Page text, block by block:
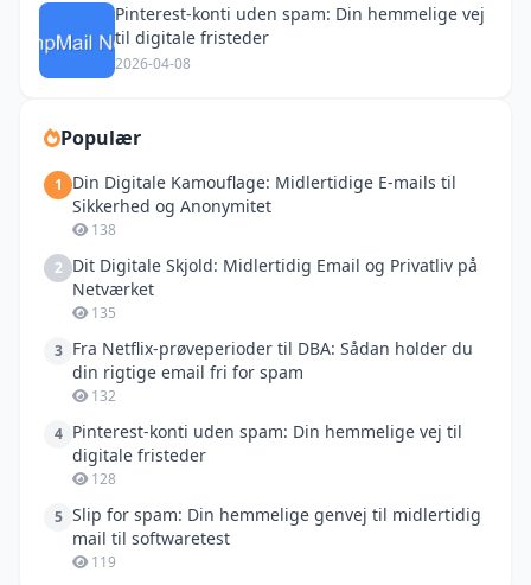
Pinterest-konti uden spam: Din hemmelige vej
til digitale fristeder
2026-04-08
Populær
1
Din Digitale Kamouflage: Midlertidige E-mails til
Sikkerhed og Anonymitet
138
2 Dit Digitale Skjold: Midlertidig Email og Privatliv på
Netværket
135
3 Fra Netflix-prøveperioder til DBA: Sådan holder du
din rigtige email fri for spam
132
4 Pinterest-konti uden spam: Din hemmelige vej til
digitale fristeder
128
5 Slip for spam: Din hemmelige genvej til midlertidig
mail til softwaretest
119